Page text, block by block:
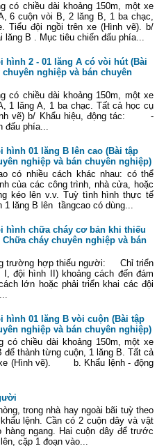
có chiều dài khoảng 150m, một xe
6 cuộn vòi B, 2 lăng B, 1 ba chạc,
Tiểu đội ngồi trên xe (Hình vẽ). b/
lăng B . Mục tiêu chiến đấu phía...
hình 2 - 01 lăng A có vòi hút (Bài
nghiệp và bán chuyên
có chiều dài khoảng 150m, một xe
1 lăng A, 1 ba chạc. Tất cả học cụ
vẽ) b/ Khẩu hiệu, động tác: -
đấu phía...
hình 01 lăng B lên cao (Bài tập
nghiệp và bán chuyên nghiệp)
có nhiều cách khác nhau: có thể
của các công trình, nhà cửa, hoặc
kéo lên v.v. Tuỳ tình hình thực tế
lăng B lên tầngcao có dùng...
hình chữa cháy cơ bản khi thiếu
cháy chuyên nghiệp và bán
trường hợp thiếu người: Chỉ triển
đội hình II) khoảng cách đến đám
lớn hoặc phải triển khai các đội
hình 01 lăng B vòi cuộn (Bài tập
nghiệp và bán chuyên nghiệp)
có chiều dài khoảng 150m, một xe
thành từng cuộn, 1 lăng B. Tất cả
xe (Hình vẽ). b. Khẩu lệnh - động
trong nhà hay ngoài bãi tuỳ theo
lệnh. Cần có 2 cuộn dây và vật
ngang. Hai cuộn dây để trước
cặp 1 đoạn vào...